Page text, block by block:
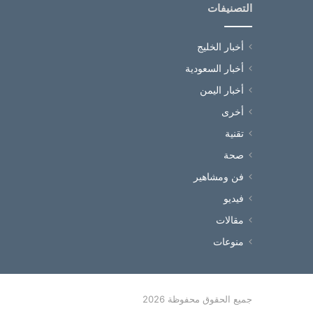
التصنيفات
أخبار الخليج
أخبار السعودية
أخبار اليمن
أخرى
تقنية
صحة
فن ومشاهير
فيديو
مقالات
منوعات
جميع الحقوق محفوظة 2026